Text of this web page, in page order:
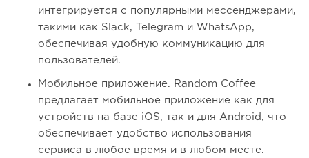
интегрируется с популярными мессенджерами,
такими как Slack, Telegram и WhatsApp,
обеспечивая удобную коммуникацию для
пользователей.
Мобильное приложение. Random Coffee
предлагает мобильное приложение как для
устройств на базе iOS, так и для Android, что
обеспечивает удобство использования
сервиса в любое время и в любом месте.